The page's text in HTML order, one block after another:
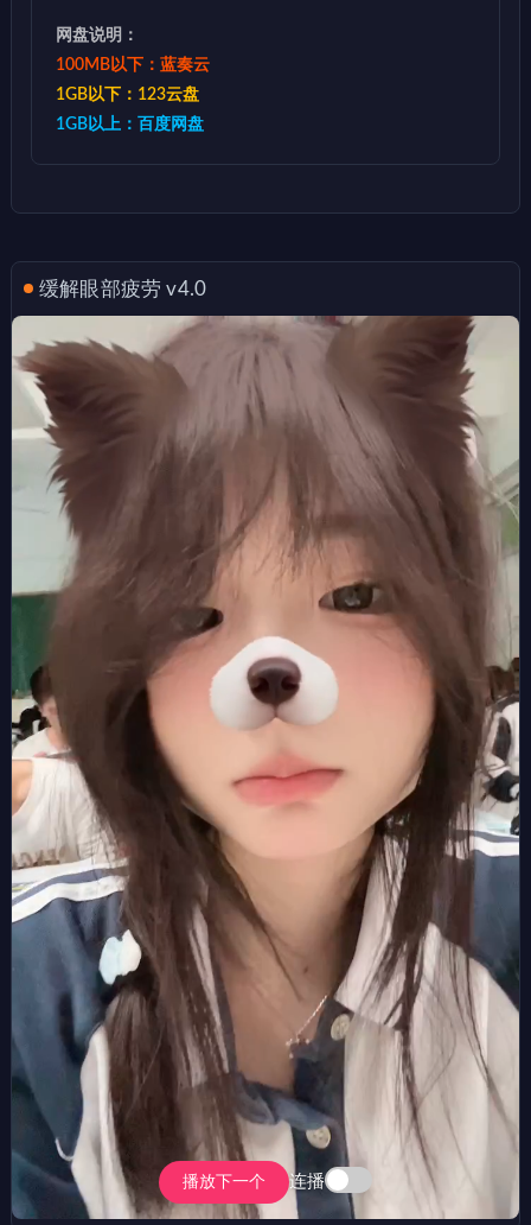
网盘说明：
100MB以下：蓝奏云
1GB以下：123云盘
1GB以上：百度网盘
缓解眼部疲劳 v4.0
播放下一个 连播